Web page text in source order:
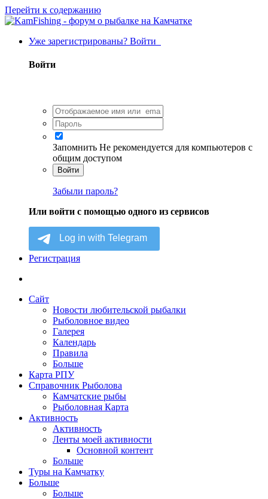
Перейти к содержанию
Уже зарегистрированы? Войти
Войти
Запомнить Не рекомендуется для компьютеров с
общим доступом
Войти
Забыли пароль?
Или войти с помощью одного из сервисов
Регистрация
Сайт
Новости любительской рыбалки
Рыболовное видео
Галерея
Календарь
Правила
Больше
Карта РПУ
Справочник Рыболова
Камчатские рыбы
Рыболовная Карта
Активность
Активность
Ленты моей активности
Основной контент
Больше
Туры на Камчатку
Больше
Больше